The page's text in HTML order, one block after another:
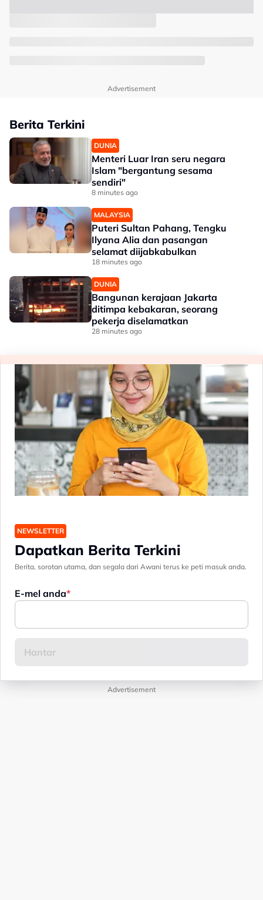
Advertisement
Berita Terkini
DUNIA
Menteri Luar Iran seru negara
Islam "bergantung sesama
sendiri"
8 minutes ago
MALAYSIA
Puteri Sultan Pahang, Tengku
Ilyana Alia dan pasangan
selamat diijabkabulkan
18 minutes ago
DUNIA
Bangunan kerajaan Jakarta
ditimpa kebakaran, seorang
pekerja diselamatkan
28 minutes ago
NEWSLETTER
Dapatkan Berita Terkini
Berita, sorotan utama, dan segala dari Awani terus ke peti masuk anda.
E-mel anda
Advertisement